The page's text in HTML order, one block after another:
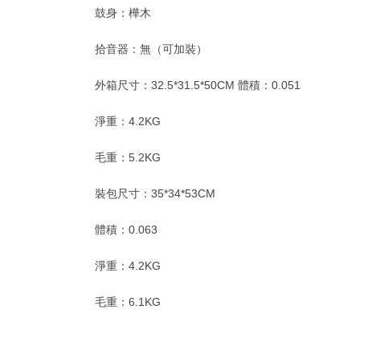
鼓身：樺木
拾音器：無（可加裝）
外箱尺寸：32.5*31.5*50CM 體積：0.051
淨重：4.2KG
毛重：5.2KG
裝包尺寸：35*34*53CM
體積：0.063
淨重：4.2KG
毛重：6.1KG